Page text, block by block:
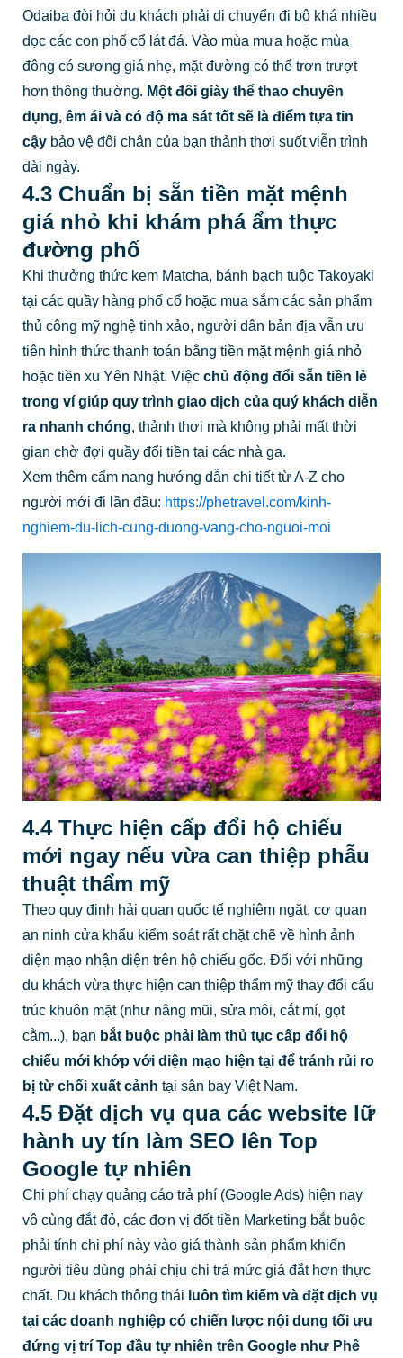
Odaiba đòi hỏi du khách phải di chuyển đi bộ khá nhiều
dọc các con phố cổ lát đá. Vào mùa mưa hoặc mùa
đông có sương giá nhẹ, mặt đường có thể trơn trượt
hơn thông thường. Một đôi giày thể thao chuyên
dụng, êm ái và có độ ma sát tốt sẽ là điểm tựa tin
cậybảo vệ đôi chân của bạn thảnh thơi suốt viễn trình
dài ngày.
4.3 Chuẩn bị sẵn tiền mặt mệnh
giá nhỏ khi khám phá ẩm thực
đường phố
Khi thưởng thức kem Matcha, bánh bạch tuộc Takoyaki
tại các quầy hàng phố cổ hoặc mua sắm các sản phẩm
thủ công mỹ nghệ tinh xảo, người dân bản địa vẫn ưu
tiên hình thức thanh toán bằng tiền mặt mệnh giá nhỏ
hoặc tiền xu Yên Nhật. Việc chủ động đổi sẵn tiền lẻ
trong ví giúp quy trình giao dịch của quý khách diễn
ra nhanh chóng, thảnh thơi mà không phải mất thời
gian chờ đợi quầy đổi tiền tại các nhà ga.
Xem thêm cẩm nang hướng dẫn chi tiết từ A-Z cho
người mới đi lần đầu: https://phetravel.com/kinh-
nghiem-du-lich-cung-duong-vang-cho-nguoi-moi
4.4 Thực hiện cấp đổi hộ chiếu
mới ngay nếu vừa can thiệp phẫu
thuật thẩm mỹ
Theo quy định hải quan quốc tế nghiêm ngặt, cơ quan
an ninh cửa khẩu kiểm soát rất chặt chẽ về hình ảnh
diện mạo nhận diện trên hộ chiếu gốc. Đối với những
du khách vừa thực hiện can thiệp thẩm mỹ thay đổi cấu
trúc khuôn mặt (như nâng mũi, sửa môi, cắt mí, gọt
cằm...), bạn bắt buộc phải làm thủ tục cấp đổi hộ
chiếu mới khớp với diện mạo hiện tại để tránh rủi ro
bị từ chối xuất cảnh tại sân bay Việt Nam.
4.5 Đặt dịch vụ qua các website lữ
hành uy tín làm SEO lên Top
Google tự nhiên
Chi phí chạy quảng cáo trả phí (Google Ads) hiện nay
vô cùng đắt đỏ, các đơn vị đốt tiền Marketing bắt buộc
phải tính chi phí này vào giá thành sản phẩm khiến
người tiêu dùng phải chịu chi trả mức giá đắt hơn thực
chất. Du khách thông thái luôn tìm kiếm và đặt dịch vụ
tại các doanh nghiệp có chiến lược nội dung tối ưu
đứng vị trí Top đầu tự nhiên trên Google như Phê